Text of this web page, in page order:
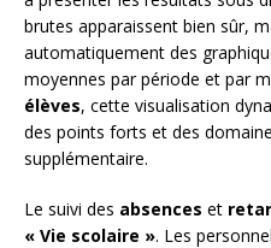
brutes apparaissent bien sûr,
automatiquement des
moyennes par période et par
élèves, cette visualisation
des points forts et des
supplémentaire.
Le suivi des absences et
« Vie scolaire ». Les